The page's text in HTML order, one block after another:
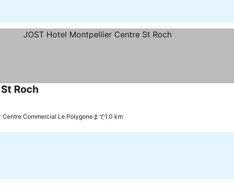
Roch
Centre Commercial Le Polygoneまで1.0 km